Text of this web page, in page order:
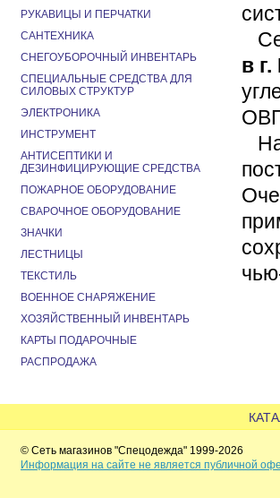
в
РУКАВИЦЫ И ПЕРЧАТКИ
САНТЕХНИКА
СНЕГОУБОРОЧНЫЙ ИНВЕНТАРЬ
СПЕЦИАЛЬНЫЕ СРЕДСТВА ДЛЯ
СИЛОВЫХ СТРУКТУР
ЭЛЕКТРОНИКА
ИНСТРУМЕНТ
АНТИСЕПТИКИ И
ДЕЗИНФИЦИРУЮЩИЕ СРЕДСТВА
ПОЖАРНОЕ ОБОРУДОВАНИЕ
СВАРОЧНОЕ ОБОРУДОВАНИЕ
ЗНАЧКИ
ЛЕСТНИЦЫ
ТЕКСТИЛЬ
ВОЕННОЕ СНАРЯЖЕНИЕ
ХОЗЯЙСТВЕННЫЙ ИНВЕНТАРЬ
КАРТЫ ПОДАРОЧНЫЕ
РАСПРОДАЖА
© Сеть магазинов "Спецодежда" 1999-2026
Информация на сайте не является публичной